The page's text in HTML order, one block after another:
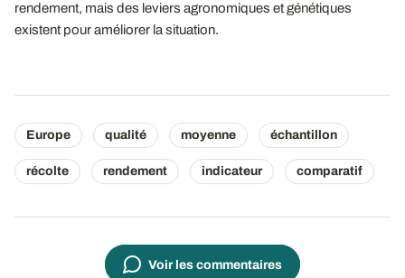
rendement, mais des leviers agronomiques et génétiques
existent pour améliorer la situation.
Europe qualité moyenne échantillon
récolte rendement indicateur comparatif
Voir les commentaires